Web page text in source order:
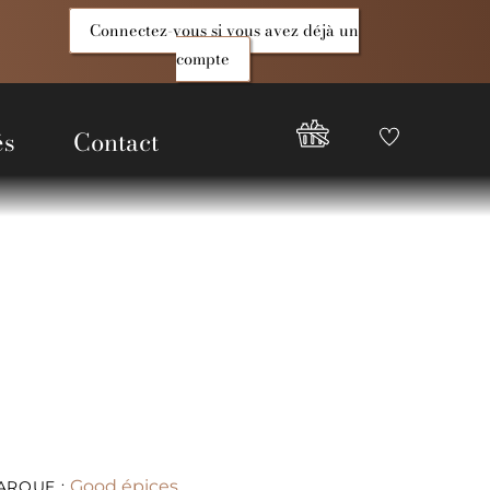
Connectez-vous si vous avez déjà un
compte
Contact
Compte
Good
Epices
Favoris